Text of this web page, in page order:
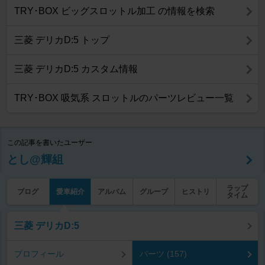
TRY･BOX ビッグスロットル加工 の情報を検索
三菱 デリカD:5 トップ
三菱 デリカD:5 カスタム情報
TRY･BOX 吸気系 スロットルのパーツレビュー一覧
この記事を書いたユーザー
とし@輝組
ブログ 愛車紹介 アルバム グループ ヒストリ
ラップ
タイム
三菱 デリカD:5
プロフィール パーツ (157)